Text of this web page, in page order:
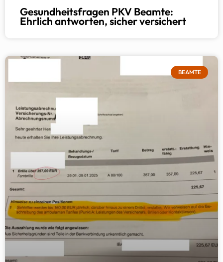
Gesundheitsfragen PKV Beamte:
Ehrlich antworten, sicher versichert
BEAMTE